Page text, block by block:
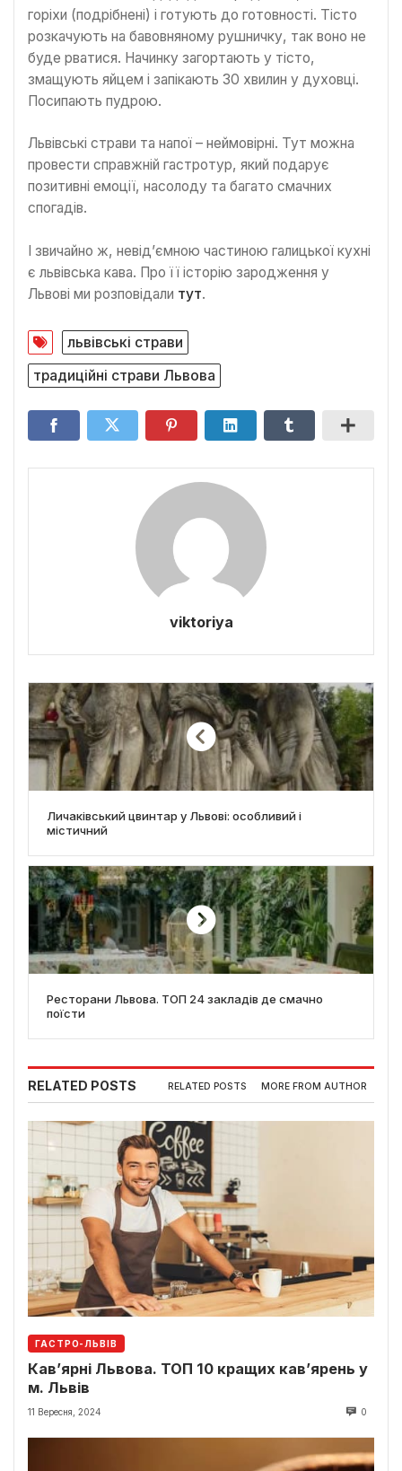
горіхи (подрібнені) і готують до готовності. Тісто
розкачують на бавовняному рушничку, так воно не
буде рватися. Начинку загортають у тісто,
змащують яйцем і запікають 30 хвилин у духовці.
Посипають пудрою.
Львівські страви та напої – неймовірні. Тут можна
провести справжній гастротур, який подарує
позитивні емоції, насолоду та багато смачних
спогадів.
І звичайно ж, невід’ємною частиною галицької кухні
є львівська кава. Про її історію зародження у
Львові ми розповідали тут.
львівські страви
традиційні страви Львова
viktoriya
Личаківський цвинтар у Львові: особливий і
містичний
Ресторани Львова. ТОП 24 закладів де смачно
поїсти
RELATED POSTS RELATED POSTS MORE FROM AUTHOR
ГАСТРО-ЛЬВІВ
Кав’ярні Львова. ТОП 10 кращих кав’ярень у
м. Львів
11 Вересня, 2024 0